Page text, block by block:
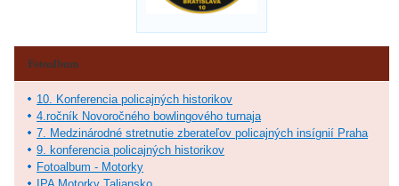
Fotoalbum
10. Konferencia policajných historikov
4.ročník Novoročného bowlingového turnaja
7. Medzinárodné stretnutie zberateľov policajných insígnií Praha
9. konferencia policajných historikov
Fotoalbum - Motorky